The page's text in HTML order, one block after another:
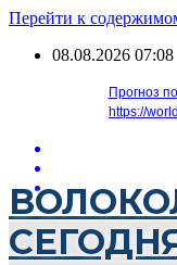
Перейти к
08.08.2026 07:08
Прогноз
https://